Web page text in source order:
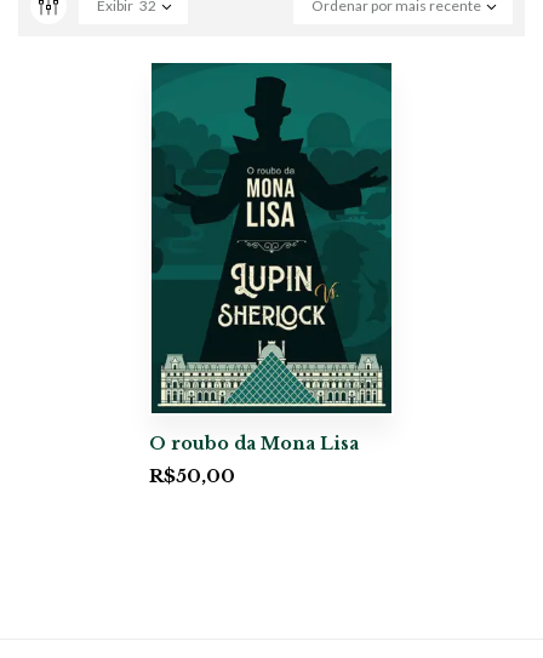
Ordenar por mais recente
Exibir 32
O roubo da Mona Lisa
R$50,00